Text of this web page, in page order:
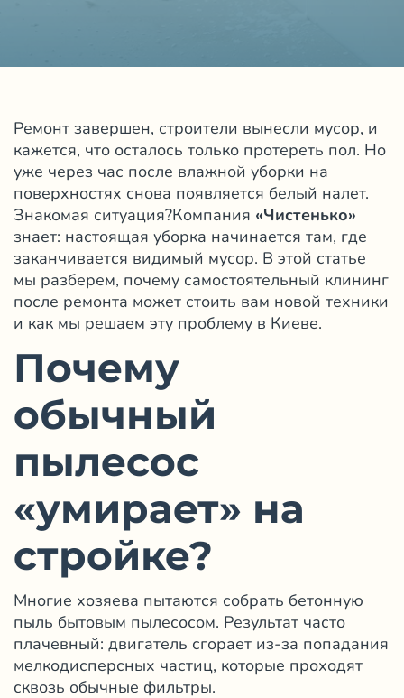
Ремонт завершен, строители вынесли мусор, и
кажется, что осталось только протереть пол. Но
уже через час после влажной уборки на
поверхностях снова появляется белый налет.
Знакомая ситуация?Компания «Чистенько»
знает: настоящая уборка начинается там, где
заканчивается видимый мусор. В этой статье
мы разберем, почему самостоятельный клининг
после ремонта может стоить вам новой техники
и как мы решаем эту проблему в Киеве.
Почему
обычный
пылесос
«умирает» на
стройке?
Многие хозяева пытаются собрать бетонную
пыль бытовым пылесосом. Результат часто
плачевный: двигатель сгорает из-за попадания
мелкодисперсных частиц, которые проходят
сквозь обычные фильтры.